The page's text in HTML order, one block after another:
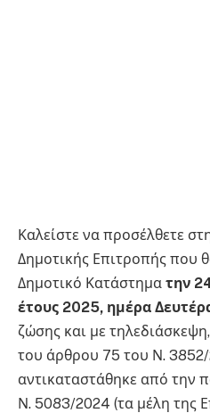
Καλείστε να προσέλθετε
Δημοτικής Επιτροπής που
Δημοτικό Κατάστημα την
έτους 2025, ημέρα
ζώσης και με
του άρθρου 75 του Ν.
αντικαταστάθηκε από την
Ν. 5083/2024 (τα μέλη της